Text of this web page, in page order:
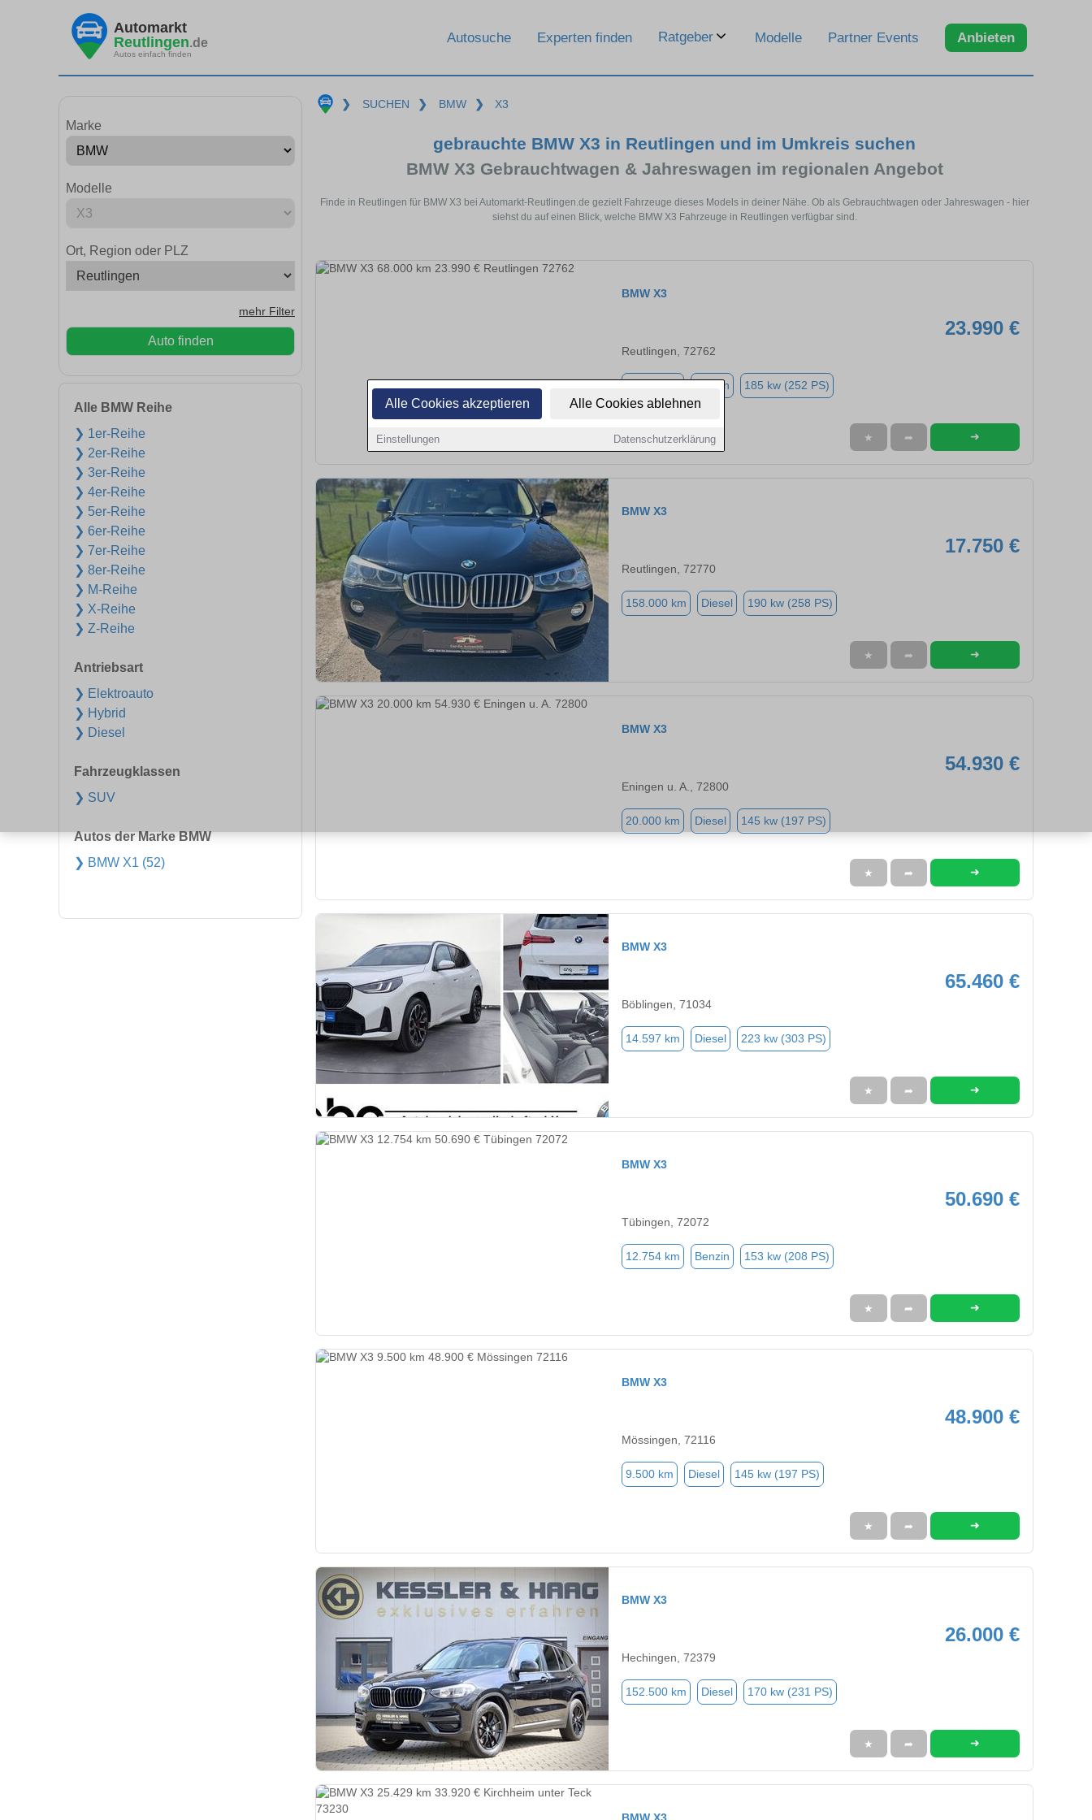
Alle Cookies akzeptieren Alle Cookies ablehnen
Einstellungen Datenschutzerklärung
Automarkt
Reutlingen.de
Autos einfach finden
Autosuche Experten finden Ratgeber Modelle Partner Events Anbieten
Marke
Modelle
Ort, Region oder PLZ
mehr Filter
Auto finden
Alle BMW Reihe
❯ 1er-Reihe
❯ 2er-Reihe
❯ 3er-Reihe
❯ 4er-Reihe
❯ 5er-Reihe
❯ 6er-Reihe
❯ 7er-Reihe
❯ 8er-Reihe
❯ M-Reihe
❯ X-Reihe
❯ Z-Reihe
Antriebsart
❯ Elektroauto
❯ Hybrid
❯ Diesel
Fahrzeugklassen
❯ SUV
Autos der Marke BMW
❯ BMW X1 (52)
❯ SUCHEN ❯ BMW ❯ X3
gebrauchte BMW X3 in Reutlingen und im Umkreis suchen
BMW X3 Gebrauchtwagen & Jahreswagen im regionalen Angebot
Finde in Reutlingen für BMW X3 bei Automarkt-Reutlingen.de gezielt Fahrzeuge dieses Models in deiner Nähe. Ob als Gebrauchtwagen oder Jahreswagen - hier
siehst du auf einen Blick, welche BMW X3 Fahrzeuge in Reutlingen verfügbar sind.
BMW X3
23.990 €
Reutlingen, 72762
Benzin 185 kw (252 PS)
★ ➦ ➜
BMW X3
17.750 €
Reutlingen, 72770
158.000 km Diesel 190 kw (258 PS)
★ ➦ ➜
BMW X3
54.930 €
Eningen u. A., 72800
20.000 km Diesel 145 kw (197 PS)
★ ➦ ➜
BMW X3
65.460 €
Böblingen, 71034
14.597 km Diesel 223 kw (303 PS)
★ ➦ ➜
BMW X3
50.690 €
Tübingen, 72072
12.754 km Benzin 153 kw (208 PS)
★ ➦ ➜
BMW X3
48.900 €
Mössingen, 72116
9.500 km Diesel 145 kw (197 PS)
★ ➦ ➜
BMW X3
26.000 €
Hechingen, 72379
152.500 km Diesel 170 kw (231 PS)
★ ➦ ➜